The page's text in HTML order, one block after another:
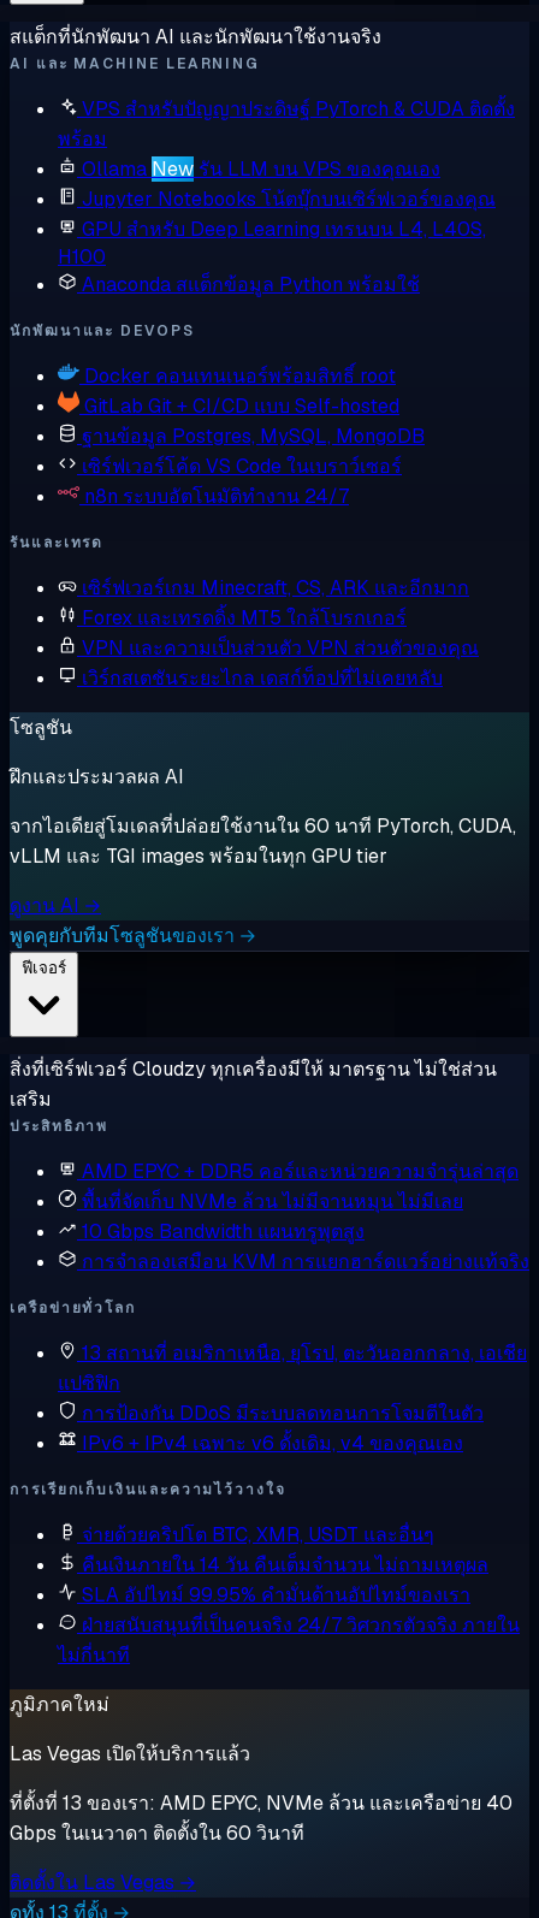
สแต็กที่นักพัฒนา AI และนักพัฒนาใช้งานจริง
AI และ MACHINE LEARNING
VPS สำหรับปัญญาประดิษฐ์ PyTorch & CUDA ติดตั้ง
พร้อม
Ollama New รัน LLM บน VPS ของคุณเอง
Jupyter Notebooks โน้ตบุ๊กบนเซิร์ฟเวอร์ของคุณ
GPU สำหรับ Deep Learning เทรนบน L4, L40S,
H100
Anaconda สแต็กข้อมูล Python พร้อมใช้
นักพัฒนาและ DEVOPS
Docker คอนเทนเนอร์พร้อมสิทธิ์ root
GitLab Git + CI/CD แบบ Self-hosted
ฐานข้อมูล Postgres, MySQL, MongoDB
เซิร์ฟเวอร์โค้ดVS Code ในเบราว์เซอร์
n8n ระบบอัตโนมัติทำงาน 24/7
รันและเทรด
เซิร์ฟเวอร์เกม Minecraft, CS, ARK และอีกมาก
Forex และเทรดดิ้ง MT5 ใกล้โบรกเกอร์
VPN และความเป็นส่วนตัว VPN ส่วนตัวของคุณ
เวิร์กสเตชันระยะไกล เดสก์ท็อปที่ไม่เคยหลับ
โซลูชัน
ฝึกและประมวลผล AI
จากไอเดียสู่โมเดลที่ปล่อยใช้งานใน 60 นาที PyTorch, CUDA,
vLLM และ TGI images พร้อมในทุก GPU tier
ดูงาน AI →
พูดคุยกับทีมโซลูชันของเรา →
สิ่งที่เซิร์ฟเวอร์ Cloudzy ทุกเครื่องมีให้ มาตรฐาน ไม่ใช่ส่วน
เสริม
ประสิทธิภาพ
AMD EPYC + DDR5 คอร์และหน่วยความจำรุ่นล่าสุด
พื้นที่จัดเก็บ NVMe ล้วนไม่มีจานหมุน ไม่มีเลย
10 Gbps Bandwidth แผนทรูพุตสูง
การจำลองเสมือน KVM การแยกฮาร์ดแวร์อย่างแท้จริง
เครือข่ายทั่วโลก
13 สถานที่ อเมริกาเหนือ, ยุโรป, ตะวันออกกลาง, เอเชีย
แปซิฟิก
การป้องกัน DDoS มีระบบลดทอนการโจมตีในตัว
IPv6 + IPv4 เฉพาะ v6 ดั้งเดิม, v4 ของคุณเอง
การเรียกเก็บเงินและความไว้วางใจ
จ่ายด้วยคริปโต BTC, XMR, USDT และอื่นๆ
คืนเงินภายใน 14 วัน คืนเต็มจำนวน ไม่ถามเหตุผล
SLA อัปไทม์ 99.95% คำมั่นด้านอัปไทม์ของเรา
ฝ่ายสนับสนุนที่เป็นคนจริง 24/7วิศวกรตัวจริง ภายใน
ไม่กี่นาที
ภูมิภาคใหม่
Las Vegas เปิดให้บริการแล้ว
ที่ตั้งที่ 13 ของเรา: AMD EPYC, NVMe ล้วน และเครือข่าย 40
Gbps ในเนวาดา ติดตั้งใน 60 วินาที
ติดตั้งใน Las Vegas →
ดูทั้ง 13 ที่ตั้ง →